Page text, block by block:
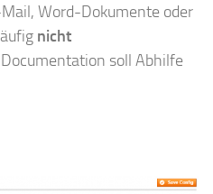
Word-Dokumente oder
nicht
soll Abhilfe